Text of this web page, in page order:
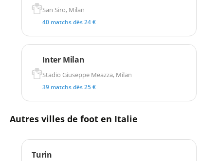
San Siro, Milan
40 matchs dès 24 €
Inter Milan
Stadio Giuseppe Meazza, Milan
39 matchs dès 25 €
Autres villes de foot en Italie
Turin